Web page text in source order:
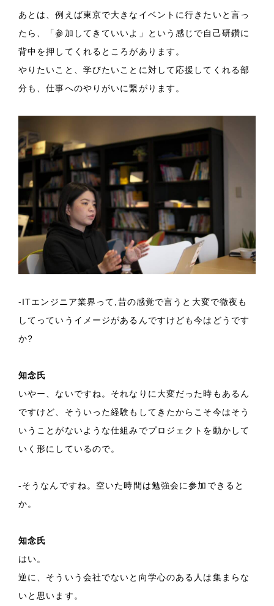
あとは、例えば東京で大きなイベントに行きたいと言っ
たら、「参加してきていいよ」という感じで自己研鑽に
背中を押してくれるところがあります。
やりたいこと、学びたいことに対して応援してくれる部
分も、仕事へのやりがいに繋がります。
-ITエンジニア業界って,昔の感覚で言うと大変で徹夜も
してっていうイメージがあるんですけども今はどうです
か?
知念氏
いやー、ないですね。それなりに大変だった時もあるん
ですけど、そういった経験もしてきたからこそ今はそう
いうことがないような仕組みでプロジェクトを動かして
いく形にしているので。
-そうなんですね。空いた時間は勉強会に参加できると
か。
知念氏
はい。
逆に、そういう会社でないと向学心のある人は集まらな
いと思います。